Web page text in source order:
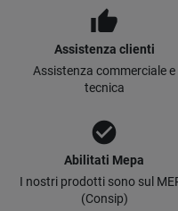
thumb_up
Assistenza clienti
Assistenza commerciale e
tecnica
check_circle
Abilitati Mepa
I nostri prodotti sono sul
(Consip)